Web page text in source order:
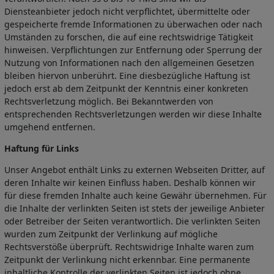
Diensteanbieter jedoch nicht verpflichtet, übermittelte oder
gespeicherte fremde Informationen zu überwachen oder nach
Umständen zu forschen, die auf eine rechtswidrige Tätigkeit
hinweisen. Verpflichtungen zur Entfernung oder Sperrung der
Nutzung von Informationen nach den allgemeinen Gesetzen
bleiben hiervon unberührt. Eine diesbezügliche Haftung ist
jedoch erst ab dem Zeitpunkt der Kenntnis einer konkreten
Rechtsverletzung möglich. Bei Bekanntwerden von
entsprechenden Rechtsverletzungen werden wir diese Inhalte
umgehend entfernen.
Haftung für Links
Unser Angebot enthält Links zu externen Webseiten Dritter, auf
deren Inhalte wir keinen Einfluss haben. Deshalb können wir
für diese fremden Inhalte auch keine Gewähr übernehmen. Für
die Inhalte der verlinkten Seiten ist stets der jeweilige Anbieter
oder Betreiber der Seiten verantwortlich. Die verlinkten Seiten
wurden zum Zeitpunkt der Verlinkung auf mögliche
Rechtsverstöße überprüft. Rechtswidrige Inhalte waren zum
Zeitpunkt der Verlinkung nicht erkennbar. Eine permanente